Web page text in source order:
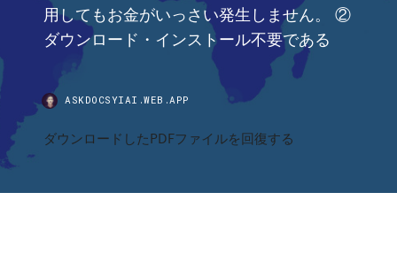
用してもお金がいっさい発生しません。 ②
ダウンロード・インストール不要である
ASKDOCSYIAI.WEB.APP
ダウンロードしたPDFファイルを回復する